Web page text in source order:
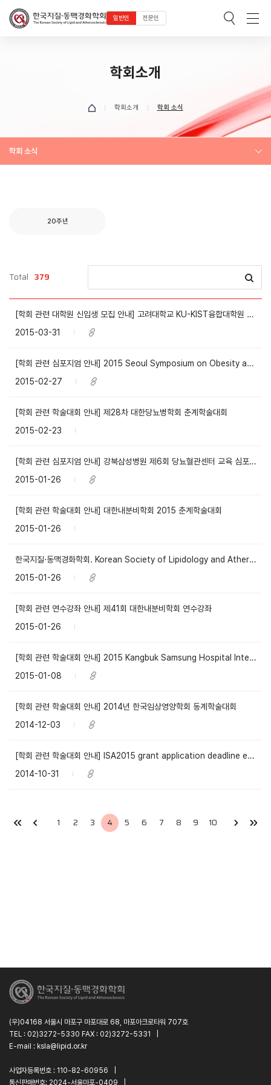
일반인 전문인
학회소개
학회소개 학회 소식
학회 소식
20주년
Total 379
[학회 관련 대학원 신입생 모집 안내] 고려대학교 KU-KIST융합대학원 2015학년도 후기 신입생 모집안내
2015-03-31
[학회 관련 심포지엄 안내] 2015 Seoul Symposium on Obesity and Diabetes
2015-02-27
[학회 관련 학술대회 안내] 제28차 대한당뇨병학회 춘계학술대회
2015-02-23
[학회 관련 심포지엄 안내] 강북삼성병원 제6회 당뇨혈관센터 교육 심포지엄
2015-01-26
[학회 관련 학술대회 안내] 대한내분비학회 2015 춘계학술대회
2015-01-26
한국지질·동맥경화학회. Korean Society of Lipidology and Atherosclerosis
2015-01-26
[학회 관련 연수강좌 안내] 제41회 대한내분비학회 연수강좌
2015-01-26
[학회 관련 학술대회 안내] 2015 Kangbuk Samsung Hospital International Symposium
2015-01-08
[학회 관련 학술대회 안내] 2014년 한국임상영양학회 동계학술대회
2014-12-03
[학회 관련 학술대회 안내] ISA2015 grant application deadline extended
2014-10-31
1 2 3 4 5 6 7 8 9 10
(우)04168 서울시 마포구 마포대로 68, 마포아크로타워 707호
TEL : 02)3272-5330 FAX : 02)3272-5331
E-mail : ksla@lipid.or.kr
사업자등록번호 : 110-82-60956
통신판매번호: 2024-서울마포-0409